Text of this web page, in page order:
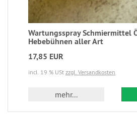
Wartungsspray Schmiermittel
Hebebühnen aller Art
17,85 EUR
incl. 19 % USt zzgl. Versandkosten
mehr...